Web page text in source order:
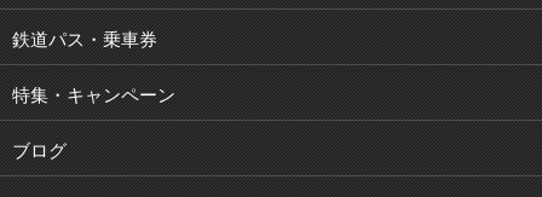
鉄道パス・乗車券
特集・キャンペーン
ブログ